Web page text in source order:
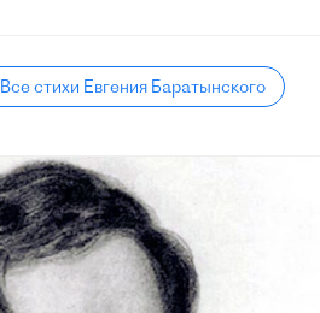
Все стихи Евгения Баратынского